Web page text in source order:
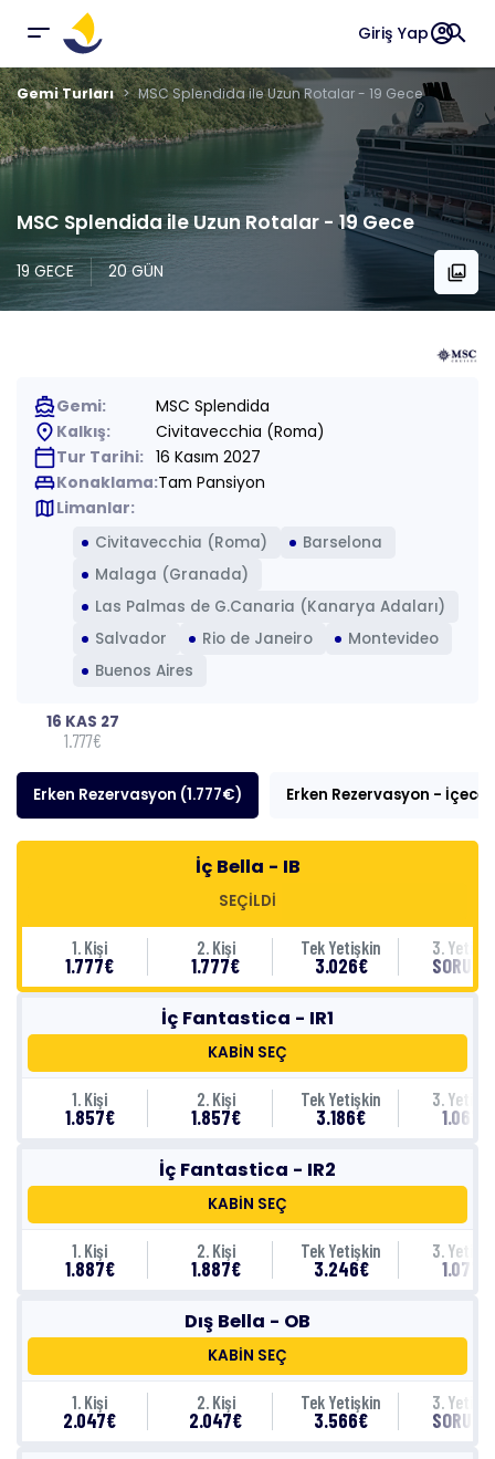
Giriş Yapaccount_circlesearch
Gemi Turları MSC Splendida ile Uzun Rotalar - 19 Gece
MSC Splendida ile Uzun Rotalar - 19 Gece
19 GECE 20 GÜN collections
directions_boatGemi: MSC Splendida
place Kalkış: Civitavecchia (Roma)
calendar_todayTur Tarihi: 16 Kasım 2027
king_bedKonaklama:Tam Pansiyon
map Limanlar:
Civitavecchia (Roma)
Barselona
Malaga (Granada)
Las Palmas de G.Canaria (Kanarya Adaları)
Salvador
Rio de Janeiro
Montevideo
Buenos Aires
16 KAS 27
1.777€
Erken Rezervasyon (1.777€) Erken Rezervasyon -
İç Bella - IB
SEÇİLDİ
1. Kişi
1.777€
2. Kişi
1.777€
Tek Yetişkin
3.026€
3.
İç Fantastica - IR1
KABİN SEÇ
1. Kişi
1.857€
2. Kişi
1.857€
Tek Yetişkin
3.186€
3.
1.067€
İç Fantastica - IR2
KABİN SEÇ
1. Kişi
1.887€
2. Kişi
1.887€
Tek Yetişkin
3.246€
3.
1.077€
Dış Bella - OB
KABİN SEÇ
1. Kişi
2.047€
2. Kişi
2.047€
Tek Yetişkin
3.566€
3.